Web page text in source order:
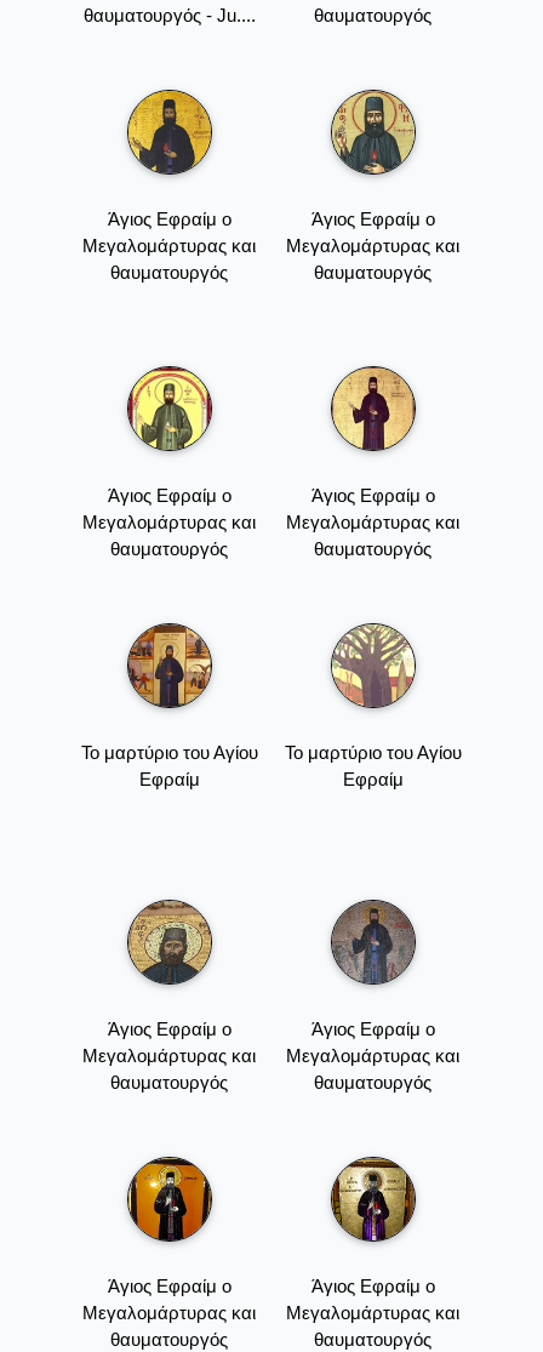
θαυματουργός - Ju.... θαυματουργός
Άγιος Εφραίμ ο
Μεγαλομάρτυρας και
θαυματουργός
Άγιος Εφραίμ ο
Μεγαλομάρτυρας και
θαυματουργός
Άγιος Εφραίμ ο
Μεγαλομάρτυρας και
θαυματουργός
Άγιος Εφραίμ ο
Μεγαλομάρτυρας και
θαυματουργός
Το μαρτύριο του Αγίου
Εφραίμ
Το μαρτύριο του Αγίου
Εφραίμ
Άγιος Εφραίμ ο
Μεγαλομάρτυρας και
θαυματουργός
Άγιος Εφραίμ ο
Μεγαλομάρτυρας και
θαυματουργός
Άγιος Εφραίμ ο
Μεγαλομάρτυρας και
θαυματουργός
Άγιος Εφραίμ ο
Μεγαλομάρτυρας και
θαυματουργός